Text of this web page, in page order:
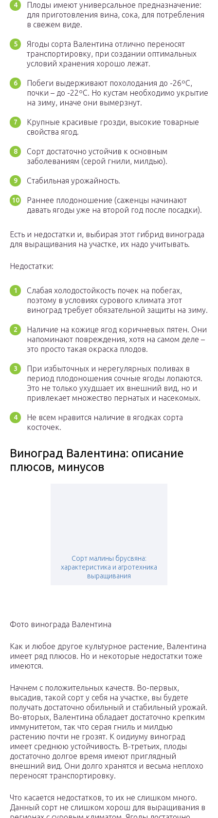
Плоды имеют универсальное предназначение:
для приготовления вина, сока, для потребления
в свежем виде.
Ягоды сорта Валентина отлично переносят
транспортировку, при создании оптимальных
условий хранения хорошо лежат.
Побеги выдерживают похолодания до -26ºC,
почки – до -22ºC. Но кустам необходимо укрытие
на зиму, иначе они вымерзнут.
Крупные красивые грозди, высокие товарные
свойства ягод.
Сорт достаточно устойчив к основным
заболеваниям (серой гнили, милдью).
Стабильная урожайность.
Раннее плодоношение (саженцы начинают
давать ягоды уже на второй год после посадки).
Есть и недостатки и, выбирая этот гибрид винограда
для выращивания на участке, их надо учитывать.
Недостатки:
Слабая холодостойкость почек на побегах,
поэтому в условиях сурового климата этот
виноград требует обязательной защиты на зиму.
Наличие на кожице ягод коричневых пятен. Они
напоминают повреждения, хотя на самом деле –
это просто такая окраска плодов.
При избыточных и нерегулярных поливах в
период плодоношения сочные ягоды лопаются.
Это не только ухудшает их внешний вид, но и
привлекает множество пернатых и насекомых.
Не всем нравится наличие в ягодках сорта
косточек.
Виноград Валентина: описание
плюсов, минусов
Сорт малины брусвяна:
характеристика и агротехника
выращивания
Фото винограда Валентина
Как и любое другое культурное растение, Валентина
имеет ряд плюсов. Но и некоторые недостатки тоже
имеются.
Начнем с положительных качеств. Во-первых,
высадив, такой сорт у себя на участке, вы будете
получать достаточно обильный и стабильный урожай.
Во-вторых, Валентина обладает достаточно крепким
иммунитетом, так что серая гниль и милдью
растению почти не грозят. К оидиуму виноград
имеет среднюю устойчивость. В-третьих, плоды
достаточно долгое время имеют приглядный
внешний вид. Они долго хранятся и весьма неплохо
переносят транспортировку.
Что касается недостатков, то их не слишком много.
Данный сорт не слишком хорош для выращивания в